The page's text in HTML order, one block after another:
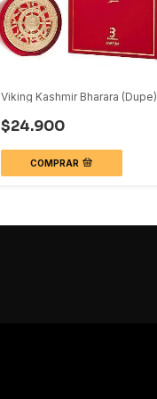
Viking Kashmir Bharara (Dupe)
$24.900
COMPRAR